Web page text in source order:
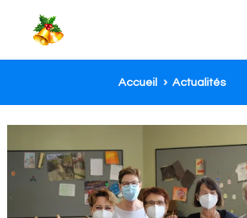
Accueil Actualités